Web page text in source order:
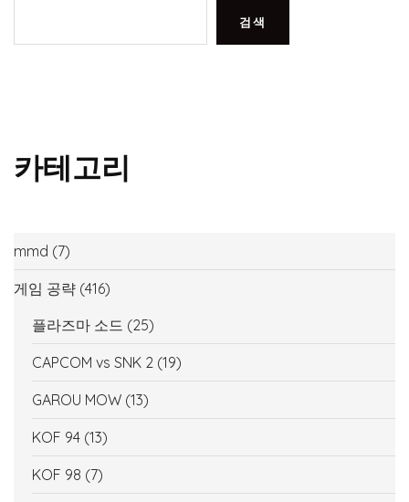
검색
카테고리
mmd (7)
게임 공략 (416)
플라즈마 소드 (25)
CAPCOM vs SNK 2 (19)
GAROU MOW (13)
KOF 94 (13)
KOF 98 (7)